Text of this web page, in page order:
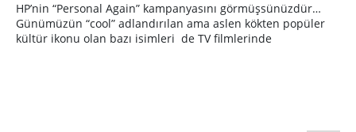
HP’nin “Personal Again” kampanyasını görmüşsünüzdür…
Günümüzün “cool” adlandırılan ama aslen kökten popüler
kültür ikonu olan bazı isimleri de TV filmlerinde